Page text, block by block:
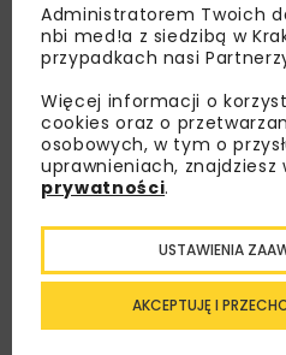
Lubisz wiedzieć
Zapisz się do
nas najlepsze
zaproszenia na
dedykowane akcje
Zapoznałam/em się z
Administratorem Twoich
nbi med!a z siedzibą w
przypadkach nasi
Więcej informacji o
cookies oraz o
osobowych, w tym o
uprawnieniach, znajdziesz
prywatności.
AKCEPTUJĘ I
USTAWIENIA